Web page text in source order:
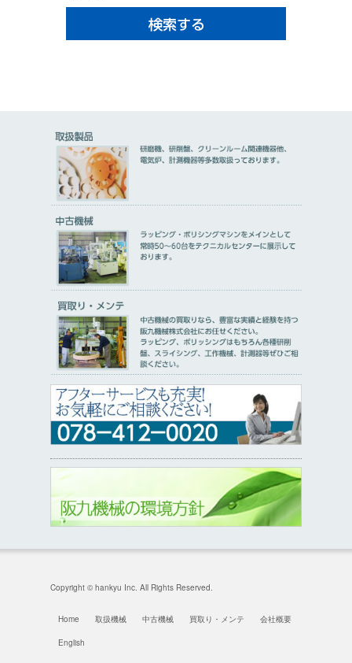
Copyright © hankyu Inc. All Rights Reserved.
Home 取扱機械 中古機械 買取り・メンテ 会社概要
English